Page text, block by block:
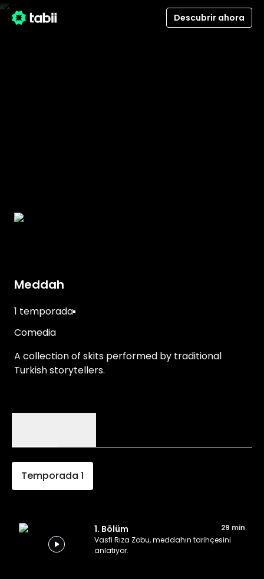
Descubrir ahora
Meddah
1 temporada
Comedia
A collection of skits performed by traditional
Turkish storytellers.
Temporada 1
1. Bölüm
29 min
Vasfi Rıza Zobu, meddahın tarihçesini
anlatıyor.